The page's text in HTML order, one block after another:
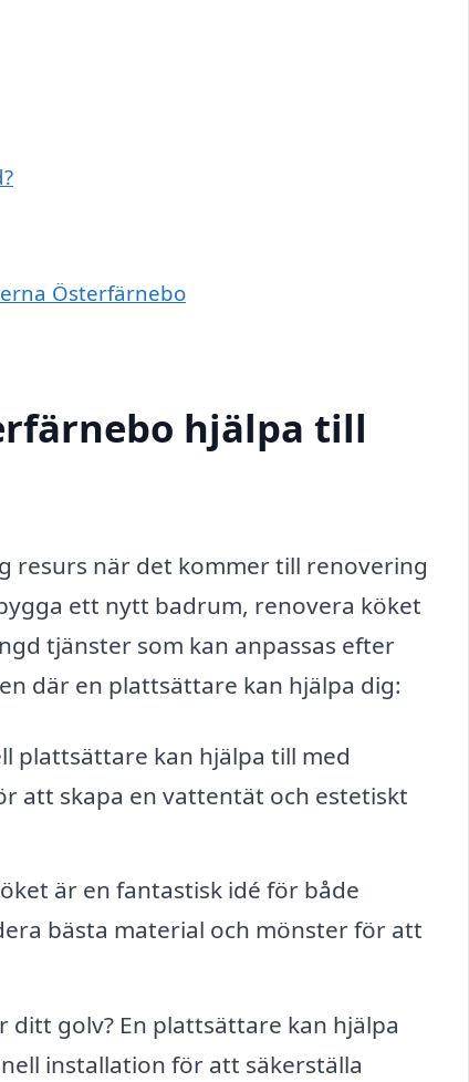
Österfärnebo
hjälpa till
resurs när det kommer till renovering
ett nytt badrum, renovera köket
tjänster som kan anpassas efter
där en plattsättare kan hjälpa dig:
plattsättare kan hjälpa till med
att skapa en vattentät och estetiskt
är en fantastisk idé för både
bästa material och mönster för att
golv? En plattsättare kan hjälpa
installation för att säkerställa